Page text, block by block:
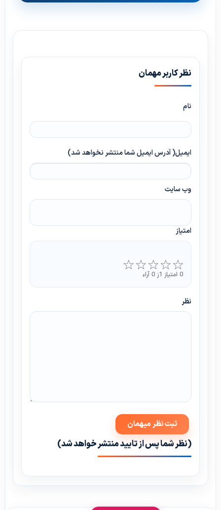
نظر کاربر مهمان
نام
ایمیل( آدرس ایمیل شما منتشر نخواهد شد)
وب سایت
امتیاز
0 امتیاز 1ز 0 آراء
نظر
(نظر شما پس از تایید منتشر خواهد شد)